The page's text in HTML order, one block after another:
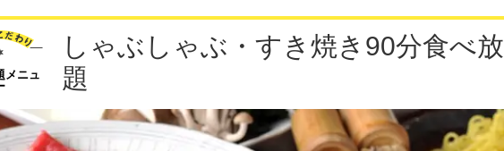
メニュ
しゃぶしゃぶ・すき焼き90分食べ放
題